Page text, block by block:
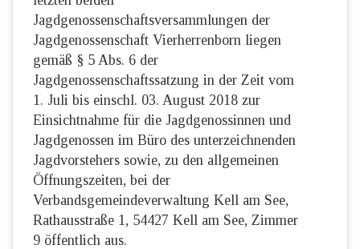
Jagdgenossenschaftsversammlungen der
Jagdgenossenschaft Vierherrenborn liegen
gemäß § 5 Abs. 6 der
Jagdgenossenschaftssatzung in der Zeit vom
1. Juli bis einschl. 03. August 2018 zur
Einsichtnahme für die Jagdgenossinnen und
Jagdgenossen im Büro des unterzeichnenden
Jagdvorstehers sowie, zu den allgemeinen
Öffnungszeiten, bei der
Verbandsgemeindeverwaltung Kell am See,
Rathausstraße 1, 54427 Kell am See, Zimmer
9 öffentlich aus.